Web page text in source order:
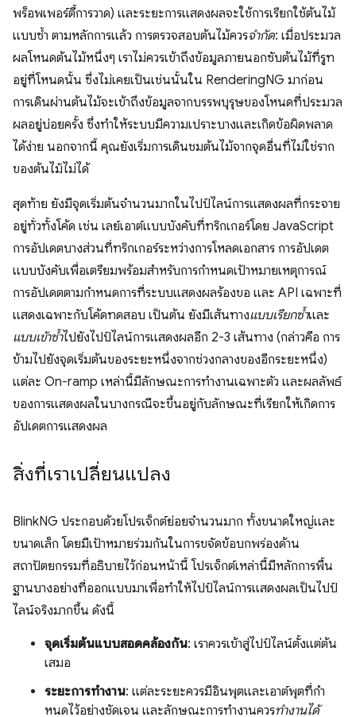
พร็อพเพอร์ตี้การวาด) และระยะการแสดงผลจะใช้การเรียกใช้ต้นไม้
แบบซ้ำ ตามหลักการแล้ว การตรวจสอบต้นไม้ควรจำกัด: เมื่อประมวล
ผลโหนดต้นไม้หนึ่งๆ เราไม่ควรเข้าถึงข้อมูลภายนอกซับต้นไม้ที่รูท
อยู่ที่โหนดนั้น ซึ่งไม่เคยเป็นเช่นนั้นใน RenderingNG มาก่อน
การเดินผ่านต้นไม้จะเข้าถึงข้อมูลจากบรรพบุรุษของโหนดที่ประมวล
ผลอยู่บ่อยครั้ง ซึ่งทำให้ระบบมีความเปราะบางและเกิดข้อผิดพลาด
ได้ง่าย นอกจากนี้ คุณยังเริ่มการเดินชมต้นไม้จากจุดอื่นที่ไม่ใช่ราก
ของต้นไม้ไม่ได้
สุดท้าย ยังมีจุดเริ่มต้นจำนวนมากในไปป์ไลน์การแสดงผลที่กระจาย
อยู่ทั่วทั้งโค้ด เช่น เลย์เอาต์แบบบังคับที่ทริกเกอร์โดย JavaScript
การอัปเดตบางส่วนที่ทริกเกอร์ระหว่างการโหลดเอกสาร การอัปเดต
แบบบังคับเพื่อเตรียมพร้อมสำหรับการกําหนดเป้าหมายเหตุการณ์
การอัปเดตตามกำหนดการที่ระบบแสดงผลร้องขอ และ API เฉพาะที่
แสดงเฉพาะกับโค้ดทดสอบ เป็นต้น ยังมีเส้นทางแบบเรียกซ้ำและ
แบบเข้าซ้ำไปยังไปป์ไลน์การแสดงผลอีก 2-3 เส้นทาง (กล่าวคือ การ
ข้ามไปยังจุดเริ่มต้นของระยะหนึ่งจากช่วงกลางของอีกระยะหนึ่ง)
แต่ละ On-ramp เหล่านี้มีลักษณะการทำงานเฉพาะตัว และผลลัพธ์
ของการแสดงผลในบางกรณีจะขึ้นอยู่กับลักษณะที่เรียกให้เกิดการ
อัปเดตการแสดงผล
สิ่งที่เราเปลี่ยนแปลง
BlinkNG ประกอบด้วยโปรเจ็กต์ย่อยจำนวนมาก ทั้งขนาดใหญ่และ
ขนาดเล็ก โดยมีเป้าหมายร่วมกันในการขจัดข้อบกพร่องด้าน
สถาปัตยกรรมที่อธิบายไว้ก่อนหน้านี้ โปรเจ็กต์เหล่านี้มีหลักการพื้น
ฐานบางอย่างที่ออกแบบมาเพื่อทำให้ไปป์ไลน์การแสดงผลเป็นไปป์
ไลน์จริงมากขึ้น ดังนี้
จุดเริ่มต้นแบบสอดคล้องกัน: เราควรเข้าสู่ไปป์ไลน์ตั้งแต่ต้น
เสมอ
ระยะการทำงาน: แต่ละระยะควรมีอินพุตและเอาต์พุตที่กํา
หนดไว้อย่างชัดเจน และลักษณะการทํางานควรทํางานได้